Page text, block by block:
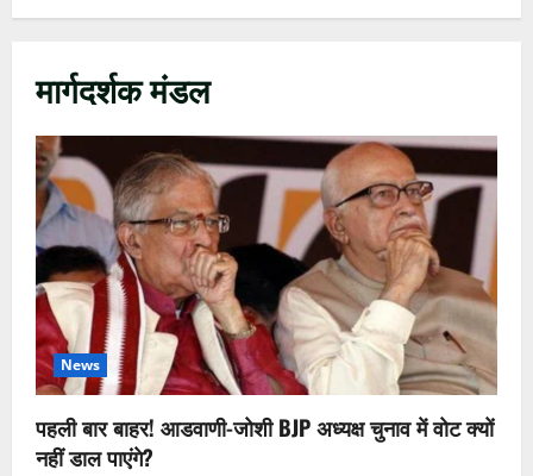
मार्गदर्शक मंडल
News
पहली बार बाहर! आडवाणी-जोशी BJP अध्यक्ष चुनाव में वोट क्यों
नहीं डाल पाएंगे?